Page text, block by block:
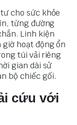
cho sức khỏe
từng đường
Linh kiện
hoạt động ổn
túi vải riêng
gian dài sử
bộ chiếc gối.
cứu với